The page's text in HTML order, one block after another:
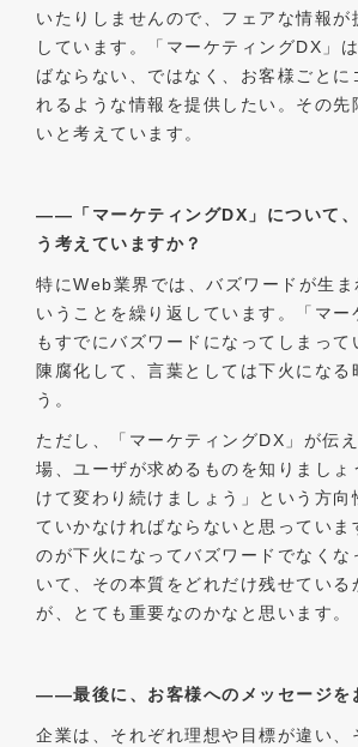
いたりしませんので、フェアな情報が
しています。「マーケティングDX」
ばならない、ではなく、お客様ごとに
れるような情報を提供したい。その先
いと考えています。
―― 「マーケティングDX」について
う考えていますか？
特にWeb業界では、バズワードが生ま
いうことを繰り返しています。「マー
もすでにバズワードになってしまって
陳腐化して、言葉としては下火になる
う。
ただし、「マーケティングDX」が伝
場、ユーザが求めるものを知りましょ
けて変わり続けましょう」という方向
ていかなければならないと思っていま
のが下火になってバズワードでなくな
いて、その本質をどれだけ残せている
が、とても重要なのかなと思います。
――最後に、お客様へのメッセージを
企業は、それぞれ理想や目標が違い、